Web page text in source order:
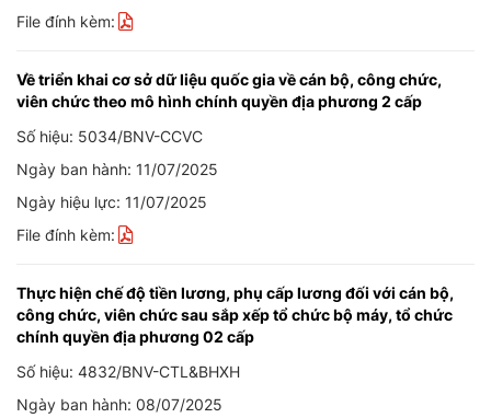
File đính kèm:
Về triển khai cơ sở dữ liệu quốc gia về cán bộ, công chức,
viên chức theo mô hình chính quyền địa phương 2 cấp
Số hiệu: 5034/BNV-CCVC
Ngày ban hành: 11/07/2025
Ngày hiệu lực: 11/07/2025
File đính kèm:
Thực hiện chế độ tiền lương, phụ cấp lương đối với cán bộ,
công chức, viên chức sau sắp xếp tổ chức bộ máy, tổ chức
chính quyền địa phương 02 cấp
Số hiệu: 4832/BNV-CTL&BHXH
Ngày ban hành: 08/07/2025